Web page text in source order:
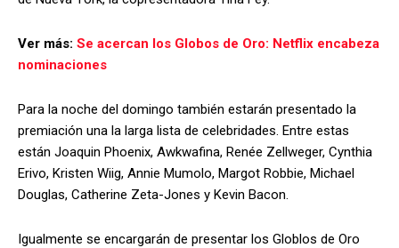
Ver más: Se acercan los Globos de Oro: Netflix encabeza
nominaciones
Para la noche del domingo también estarán presentado la
premiación una la larga lista de celebridades. Entre estas
están Joaquin Phoenix, Awkwafina, Renée Zellweger, Cynthia
Erivo, Kristen Wiig, Annie Mumolo, Margot Robbie, Michael
Douglas, Catherine Zeta-Jones y Kevin Bacon.
Igualmente se encargarán de presentar los Globlos de Oro